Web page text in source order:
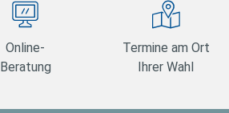
Online-
Beratung
Termine am Ort
Ihrer Wahl